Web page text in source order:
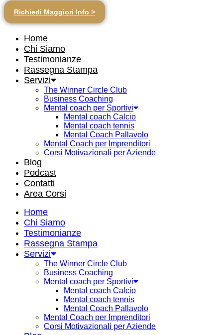
Richiedi Maggiori Info >
Home
Chi Siamo
Testimonianze
Rassegna Stampa
Servizi
The Winner Circle Club
Business Coaching
Mental coach per Sportivi
Mental coach Calcio
Mental coach tennis
Mental Coach Pallavolo
Mental Coach per Imprenditori
Corsi Motivazionali per Aziende
Blog
Podcast
Contatti
Area Corsi
Home
Chi Siamo
Testimonianze
Rassegna Stampa
Servizi
The Winner Circle Club
Business Coaching
Mental coach per Sportivi
Mental coach Calcio
Mental coach tennis
Mental Coach Pallavolo
Mental Coach per Imprenditori
Corsi Motivazionali per Aziende